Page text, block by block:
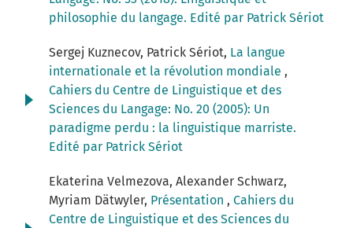
philosophie du langage. Edité par Patrick Sériot
Sergej Kuznecov, Patrick Sériot, La langue
internationale et la révolution mondiale ,
Cahiers du Centre de Linguistique et des
Sciences du Langage: No. 20 (2005): Un
paradigme perdu : la linguistique marriste.
Edité par Patrick Sériot
Ekaterina Velmezova, Alexander Schwarz,
Myriam Dätwyler, Présentation , Cahiers du
Centre de Linguistique et des Sciences du